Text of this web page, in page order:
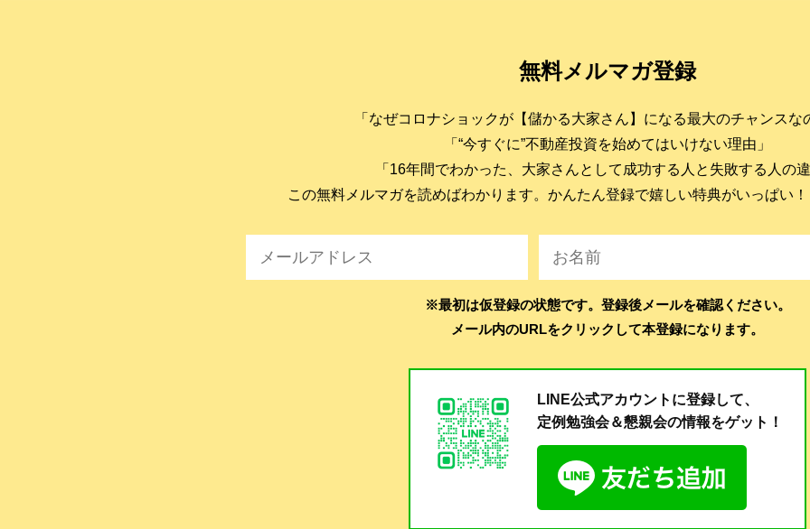
無料メルマガ登録
「なぜコロナショックが【儲かる大家さん】になる最大のチャンスな
「“今すぐに”不動産投資を始めてはいけない理由」
「16年間でわかった、大家さんとして成功する人と失敗する人の
この無料メルマガを読めばわかります。かんたん登録で嬉しい特典がいっぱい！
※最初は仮登録の状態です。登録後メールを確認ください。
メール内のURLをクリックして本登録になります。
LINE公式アカウントに登録して、
定例勉強会＆懇親会の情報をゲット！